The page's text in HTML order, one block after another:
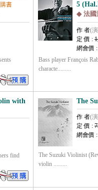
書
5
◆ 法國
作 者(
定 價 :
網會價 :
Bass player François
characte.........
with
find
The
作 者(
定 價 :
網會價 :
The Suzuki Violinist
violin .........